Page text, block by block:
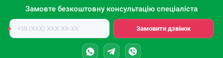
Замовте безкоштовну консультацію спеціаліста
Номер
телефону
Замовити дзвінок